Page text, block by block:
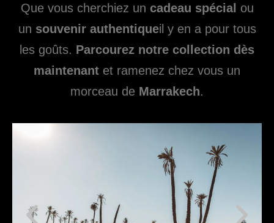
Que vous cherchiez un cadeau spécial ou
un souvenir authentiqueil y en a pour tous
les goûts. Parcourez notre collection dès
maintenant et ramenez chez vous un
morceau de Marrakech.